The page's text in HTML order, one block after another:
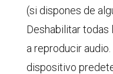
(si dispones de
Deshabilitar todas
a reproducir
dispositivo